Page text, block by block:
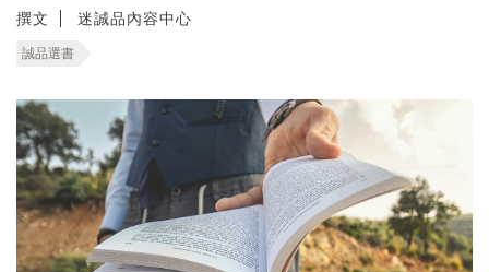
撰文 迷誠品內容中心
誠品選書